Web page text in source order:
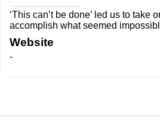
‘This can’t be done’ led us to take
accomplish what seemed
Website
-